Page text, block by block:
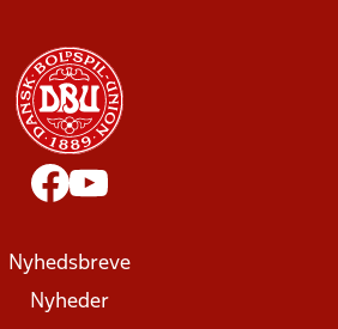
Nyhedsbreve
Nyheder